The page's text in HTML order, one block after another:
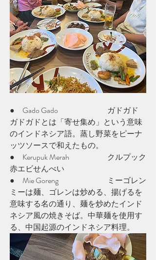
●　Gado Gado			ガドガド
ガドガドとは「寄せ集め」という意味
のインドネシア語。蒸し野菜をピーナ
ッツソースで和えたもの。
赤エビせんべい
●　Mie Goreng			ミーゴレン
ミーは麺、ゴレンは炒める、揚げるを
意味する名の通り、麺を炒めたインド
ネシア風の焼きそば。中華麺を使用す
る、中国起源のインドネシア料理。